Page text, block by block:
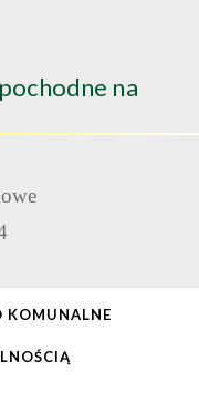
na
KOMUNALNE